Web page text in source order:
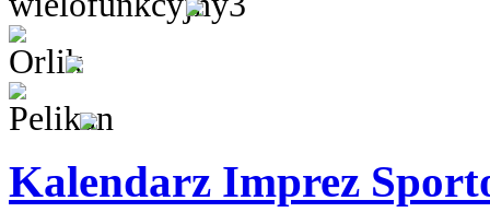
Kalendarz Imprez